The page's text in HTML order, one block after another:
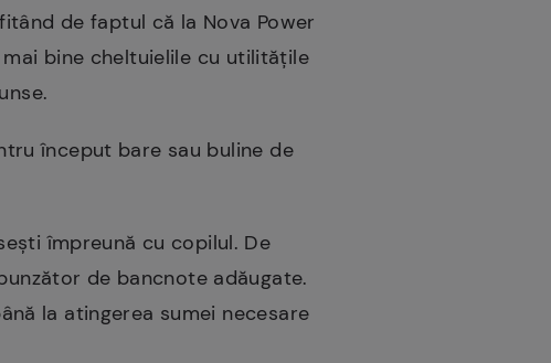
de faptul că la Nova Power
bine cheltuielile cu utilitățile
început bare sau buline de
împreună cu copilul. De
de bancnote adăugate.
la atingerea sumei necesare